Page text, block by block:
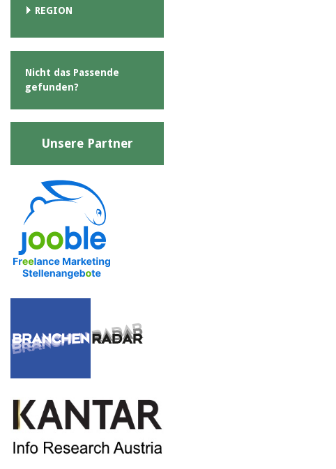
REGION
Nicht das Passende
gefunden?
Unsere Partner